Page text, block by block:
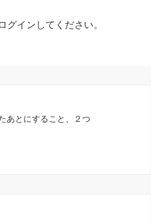
ログイン してください。
あとにすること、２つ